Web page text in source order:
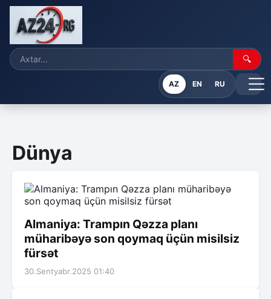
🔍
AZ EN RU
Dünya
Almaniya: Trampın Qəzza planı
müharibəyə son qoymaq üçün misilsiz
fürsət
30.Sentyabr.2025 01:40